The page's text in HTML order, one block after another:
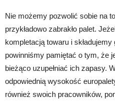
Nie możemy pozwolić sobie na
przykładowo zabrakło palet.
kompletacją towaru i składujemy
powinniśmy pamiętać o tym, że
bieżąco uzupełniać ich zapasy.
odpowiednią wysokość
również swoich pracowników,